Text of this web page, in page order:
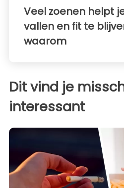
Veel zoenen helpt
vallen en fit te
waarom
Dit vind je
interessant